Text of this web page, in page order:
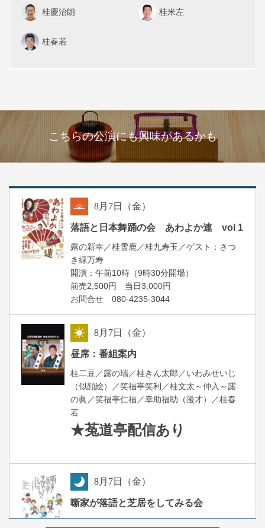
桂慶治朗 桂米左
桂春若
こちらの公演にも興味があるかも
8月 7日（金）
落語と日本舞踊の会 あわよか連 vol 1
露の新幸／桂雪鹿／桂九寿玉／ゲスト：さつ
き緑万寿
開演：午前10時（9時30分開場）
前売2,500円 当日3,000円
お問合せ 080-4235-3044
8月 7日（金）
昼席：番組案内
桂二豆／露の瑞／桂きん太郎／いわみせいじ
（似顔絵）／笑福亭笑利／桂文太～仲入～露
の眞／笑福亭仁福／幸助福助（漫才）／桂春
若
★菟道亭配信あり
8月 7日（金）
噺家が落語と芝居をしてみる会
桂米之助／桂団治郎／桂弥太郎／桂米舞／是